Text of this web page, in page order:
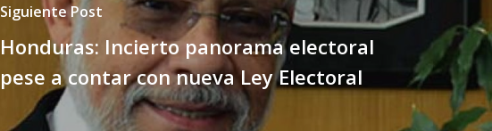
Siguiente Post
Honduras: Incierto panorama electoral
pese a contar con nueva Ley Electoral